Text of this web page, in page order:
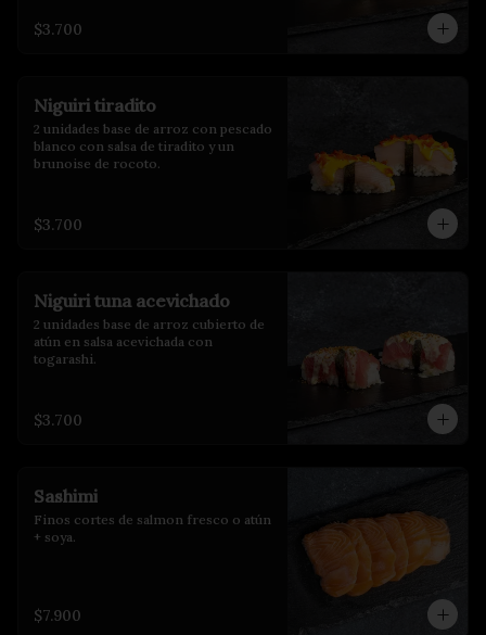
$3.700
Niguiri tiradito
2 unidades base de arroz con pescado
blanco con salsa de tiradito y un
brunoise de rocoto.
$3.700
Niguiri tuna acevichado
2 unidades base de arroz cubierto de
atún en salsa acevichada con
togarashi.
$3.700
Sashimi
Finos cortes de salmon fresco o atún
+ soya.
$7.900